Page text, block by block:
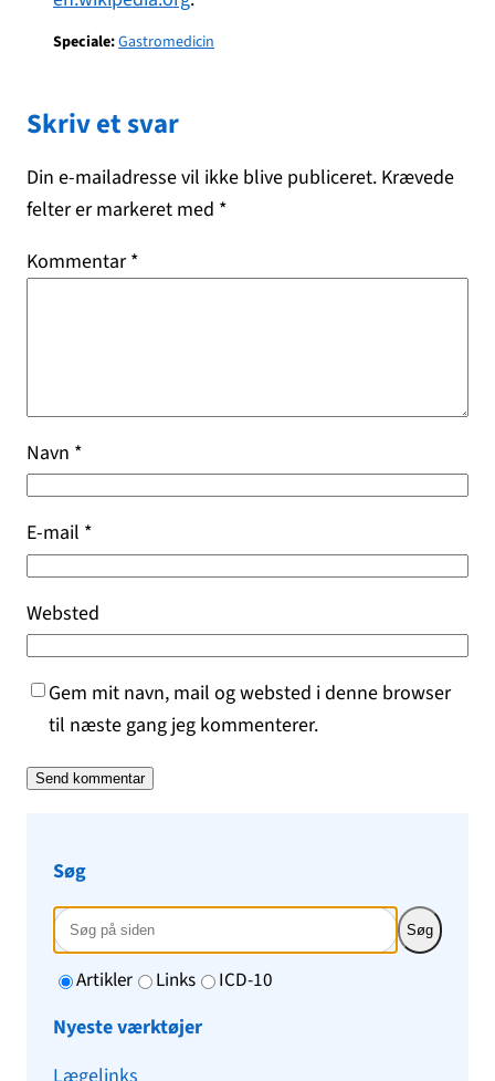
Speciale:Gastromedicin
Skriv et svar
Din e-mailadresse vil ikke blive publiceret. Krævede
felter er markeret med *
Kommentar*
Navn *
E-mail *
Websted
Gem mit navn, mail og websted i denne browser
til næste gang jeg kommenterer.
Søg
Søg
Artikler Links
ICD-10
Nyeste værktøjer